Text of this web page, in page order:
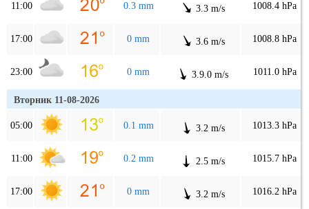
11:00 0.3 mm 3.3 m/s 1008.4 hPa
17:00 0 mm 3.6 m/s 1008.8 hPa
23:00 0 mm 3.9.0 m/s 1011.0 hPa
Вторник 11-08-2026
05:00 0.1 mm 3.2 m/s 1013.3 hPa
11:00 0.2 mm 2.5 m/s 1015.7 hPa
17:00 0 mm 3.2 m/s 1016.2 hPa